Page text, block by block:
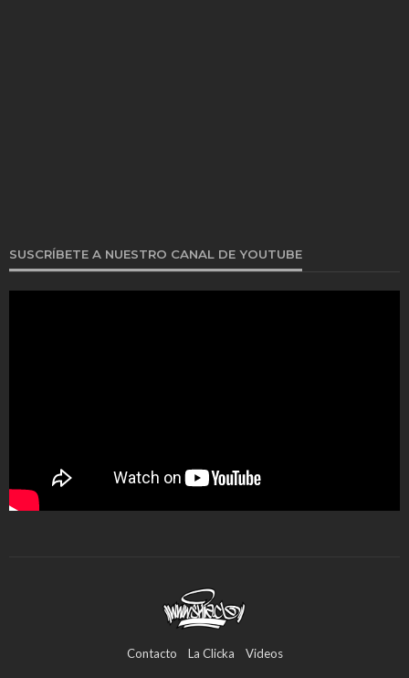
SUSCRÍBETE A NUESTRO CANAL DE YOUTUBE
Contacto La Clicka Videos